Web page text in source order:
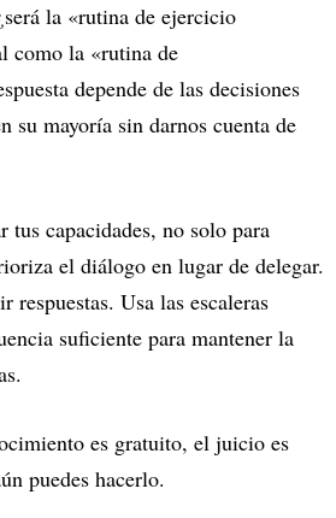
la «rutina de ejercicio
como la «rutina de
depende de las decisiones
su mayoría sin darnos cuenta de
capacidades, no solo para
el diálogo en lugar de delegar.
respuestas. Usa las escaleras
suficiente para mantener la
es gratuito, el juicio es
puedes hacerlo.